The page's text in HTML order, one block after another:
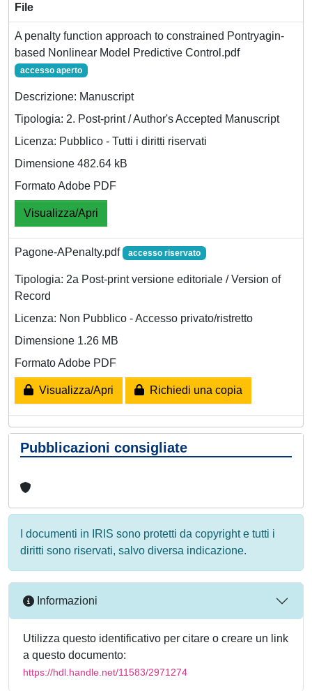
File
A penalty function approach to constrained Pontryagin-
based Nonlinear Model Predictive Control.pdf
accesso aperto
Descrizione: Manuscript
Tipologia: 2. Post-print / Author's Accepted Manuscript
Licenza: Pubblico - Tutti i diritti riservati
Dimensione 482.64 kB
Formato Adobe PDF
Visualizza/Apri
Pagone-APenalty.pdf accesso riservato
Tipologia: 2a Post-print versione editoriale / Version of
Record
Licenza: Non Pubblico - Accesso privato/ristretto
Dimensione 1.26 MB
Formato Adobe PDF
Visualizza/Apri Richiedi una copia
Pubblicazioni consigliate
I documenti in IRIS sono protetti da copyright e tutti i
diritti sono riservati, salvo diversa indicazione.
Informazioni
Utilizza questo identificativo per citare o creare un link
a questo documento:
https://hdl.handle.net/11583/2971274